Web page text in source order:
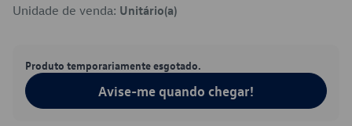
Unidade de venda: Unitário(a)
Produto temporariamente esgotado.
Avise-me quando chegar!